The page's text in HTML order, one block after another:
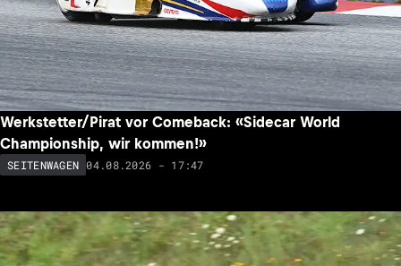
Werkstetter/Pirat vor Comeback: «Sidecar World
Championship, wir kommen!»
SEITENWAGEN 04.08.2026 - 17:47